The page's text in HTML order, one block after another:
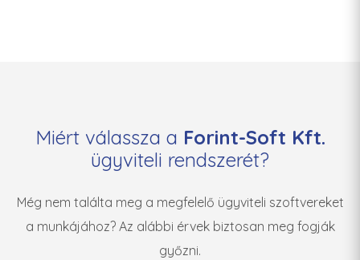
Miért válassza a Forint-Soft Kft.
ügyviteli rendszerét?
Még nem találta meg a megfelelő ügyviteli szoftvereket
a munkájához? Az alábbi érvek biztosan meg fogják
győzni.